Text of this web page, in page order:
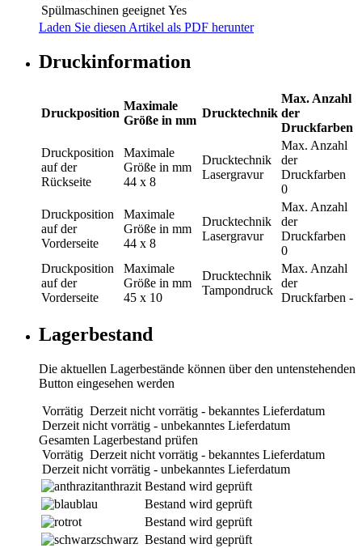
Spülmaschinen geeignet Yes
Laden Sie diesen Artikel als PDF herunter
Druckinformation
Druckposition
Maximale
Größe in mm
Drucktechnik
Max. Anzahl
der
Druckfarben
Druckposition
auf der
Rückseite
Maximale
Größe in mm
44 x 8
Drucktechnik
Lasergravur
Max. Anzahl
der
Druckfarben
0
Druckposition
auf der
Vorderseite
Maximale
Größe in mm
44 x 8
Drucktechnik
Lasergravur
Max. Anzahl
der
Druckfarben
0
Druckposition
auf der
Vorderseite
Maximale
Größe in mm
45 x 10
Drucktechnik
Tampondruck
Max. Anzahl
der
Druckfarben -
Lagerbestand
Die aktuellen Lagerbestände können über den untenstehenden
Button eingesehen werden
Vorrätig Derzeit nicht vorrätig - bekanntes Lieferdatum
Derzeit nicht vorrätig - unbekanntes Lieferdatum
Gesamten Lagerbestand prüfen
Vorrätig Derzeit nicht vorrätig - bekanntes Lieferdatum
Derzeit nicht vorrätig - unbekanntes Lieferdatum
anthrazit Bestand wird geprüft
blau
Bestand wird geprüft
rot
Bestand wird geprüft
schwarz Bestand wird geprüft